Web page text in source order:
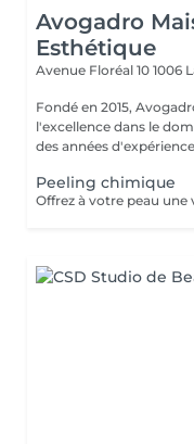
Avogadro
Esthétique
Avenue Floréal 10 1006
Fondé en 2015,
l'excellence dans le
des années
Peeling chimique